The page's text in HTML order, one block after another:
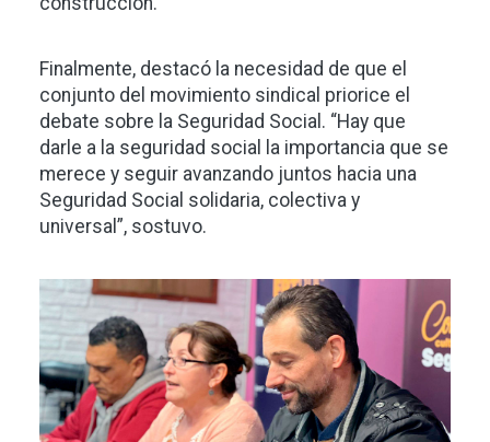
Finalmente, destacó la necesidad de que el
conjunto del movimiento sindical priorice el
debate sobre la Seguridad Social. “Hay que
darle a la seguridad social la importancia que se
merece y seguir avanzando juntos hacia una
Seguridad Social solidaria, colectiva y
universal”, sostuvo.
Imagen